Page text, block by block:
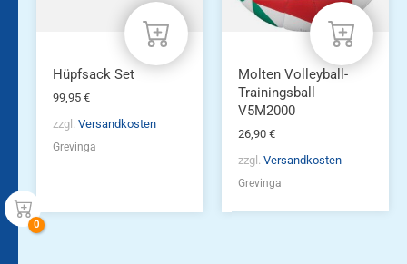
Hüpfsack Set
99,95 €
zzgl. Versandkosten
Grevinga
Molten Volleyball-
Trainingsball
V5M2000
26,90 €
zzgl. Versandkosten
Grevinga